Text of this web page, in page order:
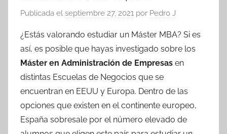
Publicada el septiembre 27, 2021 por Pedro J
¿Estás valorando estudiar un Máster MBA? Si es
así, es posible que hayas investigado sobre los
Máster en Administración de Empresas en
distintas Escuelas de Negocios que se
encuentran en EEUU y Europa. Dentro de las
opciones que existen en el continente europeo,
España sobresale por el número elevado de